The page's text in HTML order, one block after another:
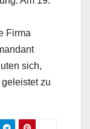
Firma
sich,
zu